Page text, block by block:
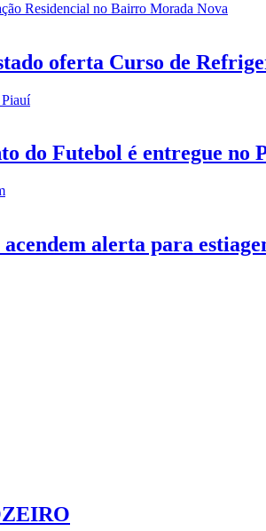
oferta Curso de
do Futebol é entregue no
alerta para